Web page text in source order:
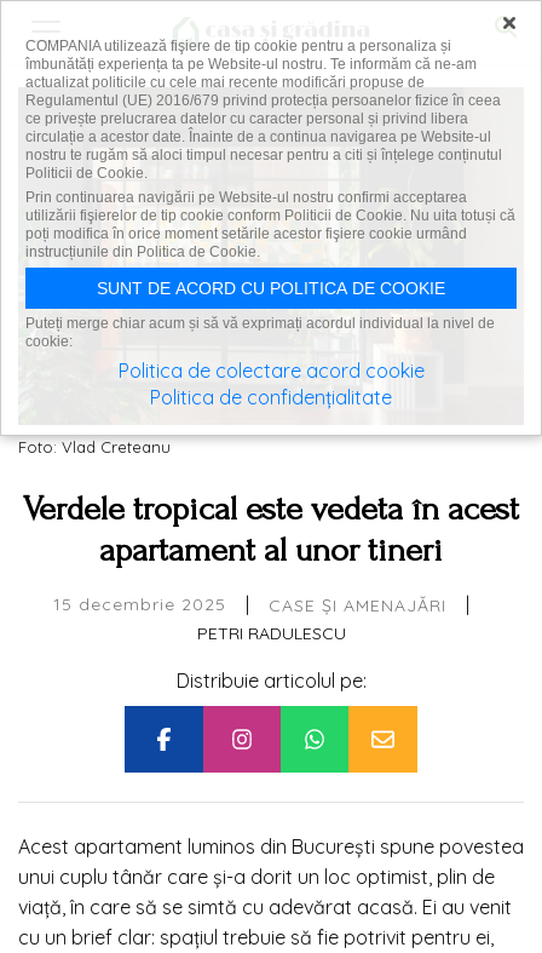
Foto: Vlad Creteanu
Verdele tropical este vedeta în acest
apartament al unor tineri
15 decembrie 2025 | CASE ȘI AMENAJĂRI |
PETRI RADULESCU
Distribuie articolul pe:
Acest apartament luminos din București spune povestea
unui cuplu tânăr care și-a dorit un loc optimist, plin de
viață, în care să se simtă cu adevărat acasă. Ei au venit
cu un brief clar: spațiul trebuie să fie potrivit pentru ei,
×
COMPANIA utilizează fişiere de tip cookie pentru a personaliza și
îmbunătăți experiența ta pe Website-ul nostru. Te informăm că ne-am
actualizat politicile cu cele mai recente modificări propuse de
Regulamentul (UE) 2016/679 privind protecția persoanelor fizice în ceea
ce privește prelucrarea datelor cu caracter personal și privind libera
circulație a acestor date. Înainte de a continua navigarea pe Website-ul
nostru te rugăm să aloci timpul necesar pentru a citi și înțelege conținutul
Politicii de Cookie.
Prin continuarea navigării pe Website-ul nostru confirmi acceptarea
utilizării fişierelor de tip cookie conform Politicii de Cookie. Nu uita totuși că
poți modifica în orice moment setările acestor fişiere cookie urmând
instrucțiunile din Politica de Cookie.
SUNT DE ACORD CU POLITICA DE COOKIE
Puteți merge chiar acum și să vă exprimați acordul individual la nivel de
cookie:
Politica de colectare acord cookie
Politica de confidențialitate